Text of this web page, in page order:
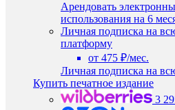
Арендовать
использования на 6
Личная подписка на
платформу
от 475 ₽/мес.
Личная подписка на
Купить печатное издание
3